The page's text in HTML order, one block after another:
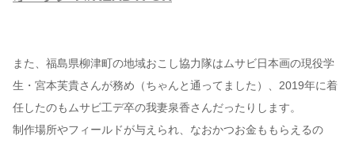
また、福島県柳津町の地域おこし協力隊はムサビ日本画の現役学
生・宮本芙貴さんが務め（ちゃんと通ってました）、2019年に着
任したのもムサビ工デ卒の我妻泉香さんだったりします。
制作場所やフィールドが与えられ、なおかつお金ももらえるの